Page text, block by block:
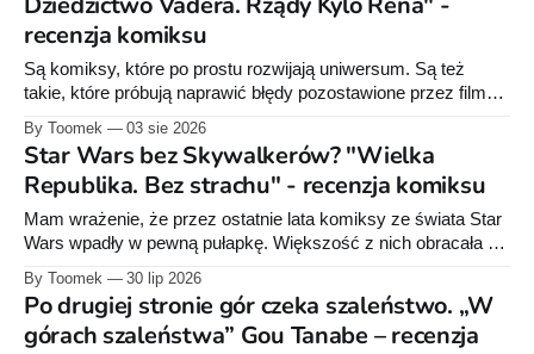
czytelników, komiksy Marvela i Dark Horse'a, słuchowiska
oraz opowiadania. Wszystkie te elementy wzajemnie się
recenzja komiksu
Są komiksy, które po prostu rozwijają uniwersum. Są też
takie, które próbują naprawić błędy pozostawione przez filmy.
„Star Wars. Dziedzictwo Vadera. Rządy Kylo Rena”, pierwszy
tom najnowszej serii Charlesa Soule'a wydanej w Polsce
przez Egmont, zdecydowanie należy do tej drugiej kategorii.
To opowieść rozgrywająca się po wydarzeniach z
By Toomek 03 sie 2026
Star Wars bez Skywalkerów? "Wielka
Republika. Bez strachu" - recenzja komiksu
Mam wrażenie, że przez ostatnie lata komiksy ze świata Star
Wars wpadły w pewną pułapkę. Większość z nich obracała się
wokół tych samych bohaterów i tych samych wydarzeń. Luke,
Vader, Leia, Boba Fett - świetne postacie, ale ile razy można
opowiadać historię pomiędzy kolejnymi filmami? Dlatego,
kiedy wystartował projekt „Wielka Republika”
By Toomek 30 lip 2026
Po drugiej stronie gór czeka szaleństwo. „W
górach szaleństwa” Gou Tanabe – recenzja